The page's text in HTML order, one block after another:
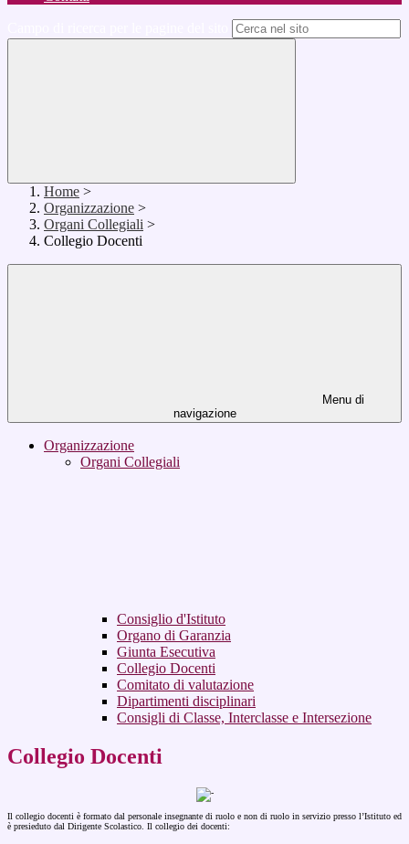
Home >
Organizzazione >
Organi Collegiali >
Collegio Docenti
Menu di
navigazione
Organizzazione
Organi Collegiali
Consiglio d'Istituto
Organo di Garanzia
Giunta Esecutiva
Collegio Docenti
Comitato di valutazione
Dipartimenti disciplinari
Consigli di Classe, Interclasse e Intersezione
Collegio Docenti
Il collegio docenti è formato dal personale insegnante di ruolo e non di ruolo in servizio presso l’Istituto ed
è presieduto dal Dirigente Scolastico. Il collegio dei docenti: